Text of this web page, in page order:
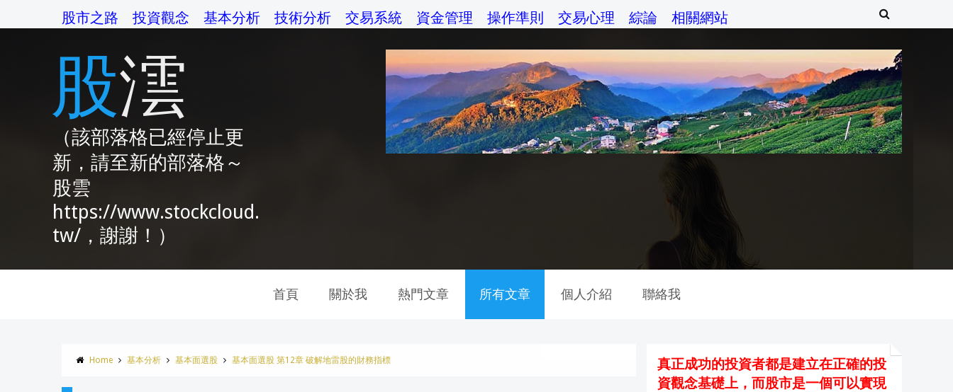
股市之路 投資觀念 基本分析 技術分析 交易系統 資金管理 操作準則 交易心理 綜論 相關網站
股澐
（該部落格已經停止更
新，請至新的部落格～
股雲
https://www.stockcloud.
tw/，謝謝！）
首頁 關於我 熱門文章 所有文章 個人介紹 聯絡我
Home 基本分析 基本面選股 基本面選股 第12章 破解地雷股的財務指標
真正成功的投資者都是建立在正確的投
資觀念基礎上，而股市是一個可以實現